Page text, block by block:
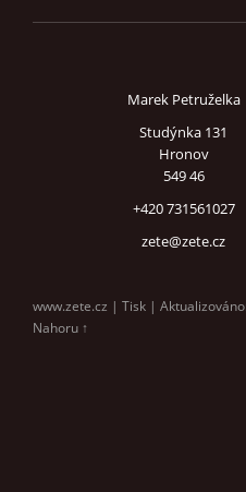
Marek Petruželka
Studýnka 131
Hronov
549 46
+420 731561027
zete@zete.cz
www.zete.cz | Tisk |
Nahoru ↑